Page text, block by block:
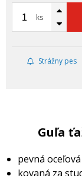
ks
Strážny pes
Guľa
pevná
kovaná za